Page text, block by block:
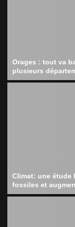
Orages : tout va
plusieurs
Climat: une étude
fossiles et